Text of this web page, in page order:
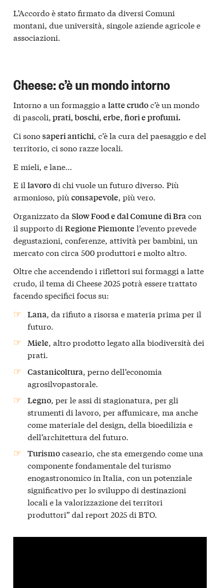
L’Accordo è stato firmato da diversi Comuni
montani, due università, singole aziende agricole e
associazioni.
Cheese: c’è un mondo intorno
Intorno a un formaggio a latte crudoc’è un mondo
di pascoli,prati, boschi, erbe, fiori e profumi.
Ci sonosaperi antichi, c’è la cura del paesaggio e del
territorio, ci sono razze locali.
E mieli, e lane…
E il lavorodi chi vuole un futuro diverso. Più
armonioso, più consapevole, più vero.
Organizzato da Slow Food e dal Comune di Bracon
il supporto di Regione Piemonte l’evento prevede
degustazioni, conferenze, attività per bambini, un
mercato con circa 500 produttori e molto altro.
Oltre che accendendo i riflettori sui formaggi a latte
crudo, il tema di Cheese 2025 potrà essere trattato
facendo specifici focus su:
Lana, da rifiuto a risorsa e materia prima per il
futuro.
Miele, altro prodotto legato alla biodiversità dei
prati.
Castanicoltura, perno dell’economia
agrosilvopastorale.
Legno, per le assi di stagionatura, per gli
strumenti di lavoro, per affumicare, ma anche
come materiale del design, della bioedilizia e
dell’architettura del futuro.
Turismocaseario, che sta emergendo come una
componente fondamentale del turismo
enogastronomico in Italia, con un potenziale
significativo per lo sviluppo di destinazioni
locali e la valorizzazione dei territori
produttori” dal report 2025 di BTO.